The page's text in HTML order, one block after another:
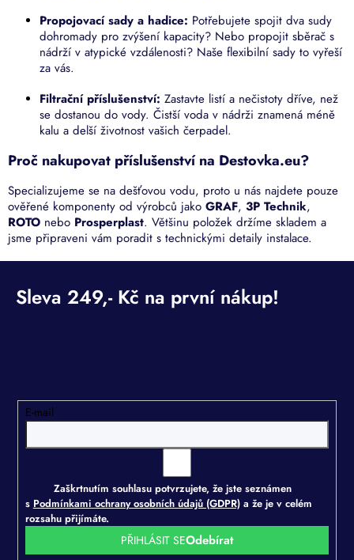
Propojovací sady a hadice: Potřebujete spojit dva sudy
dohromady pro zvýšení kapacity? Nebo propojit sběrač s
nádrží v atypické vzdálenosti? Naše flexibilní sady to vyřeší
za vás.
Filtrační příslušenství: Zastavte listí a nečistoty dříve, než
se dostanou do vody. Čistší voda v nádrži znamená méně
kalu a delší životnost vašich čerpadel.
Proč nakupovat příslušenství na Destovka.eu?
Specializujeme se na dešťovou vodu, proto u nás najdete pouze
ověřené komponenty od výrobců jako GRAF, 3P Technik,
ROTO nebo Prosperplast. Většinu položek držíme skladem a
jsme připraveni vám poradit s technickými detaily instalace.
E-mail
Zaškrtnutím souhlasu potvrzujete, že jste seznámen
s Podmínkami ochrany osobních údajů (GDPR)a že je v celém
rozsahu přijímáte.
PŘIHLÁSIT SE